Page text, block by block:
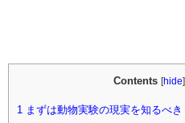
Contents [hide]
1 まずは動物実験の現実を知るべき